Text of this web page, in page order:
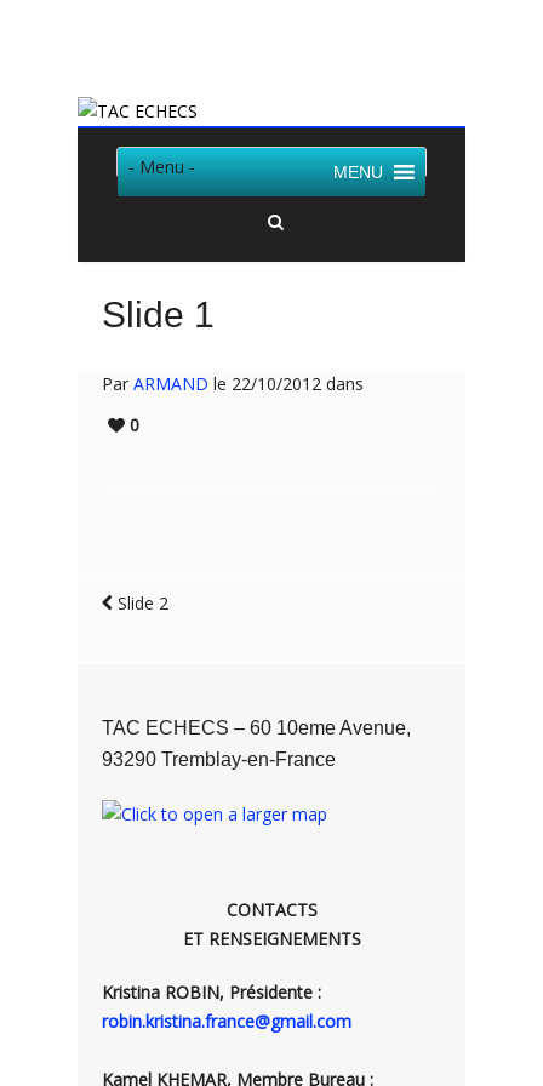
- Menu - MENU
Slide 1
Par ARMAND le 22/10/2012 dans
0
Slide 2
TAC ECHECS – 60 10eme Avenue,
93290 Tremblay-en-France
CONTACTS
ET RENSEIGNEMENTS
Kristina ROBIN, Présidente :
robin.kristina.france@gmail.com
Kamel KHEMAR, Membre Bureau :